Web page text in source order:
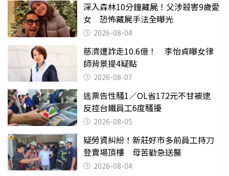
深入森林10分鐘藏屍！父涉殺害9歲愛
女 恐怖藏屍手法全曝光
2026-08-04
慈濟遭詐走10.6億！ 李怡貞曝女律
師背景提4疑點
2026-08-07
逃票告性騷1／OL省172元不甘被逮
反控台鐵員工6度騷擾
2026-08-05
疑勞資糾紛！新莊好市多前員工持刀
登賣場頂樓 母苦勸急送醫
2026-08-04